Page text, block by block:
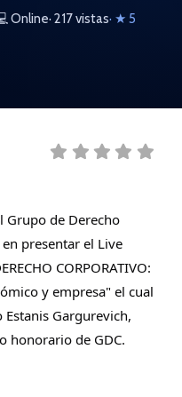
Online· 217 vistas· ★ 5
Grupo de Derecho
presentar el Live
CORPORATIVO:
y empresa" el cual
Estanis Gargurevich,
honorario de GDC.